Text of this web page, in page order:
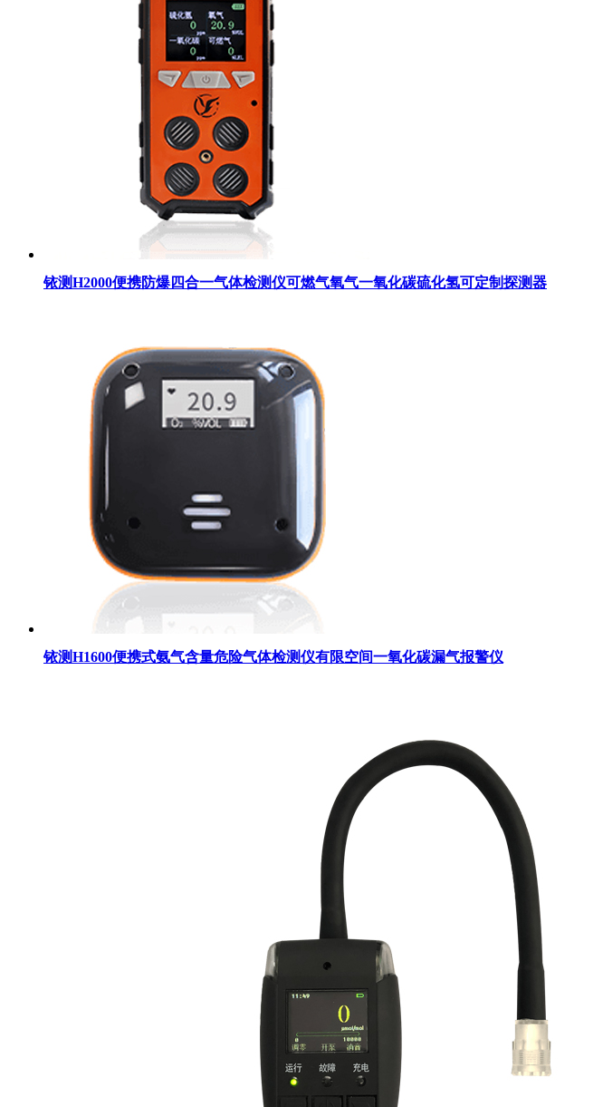
铱测H2000便携防爆四合一气体检测仪可燃气氧气一氧化碳硫化氢可定制探测器
铱测H1600便携式氨气含量危险气体检测仪有限空间一氧化碳漏气报警仪